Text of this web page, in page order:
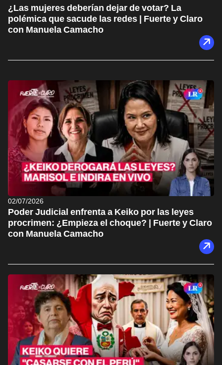
¿Las mujeres deberían dejar de votar? La
polémica que sacude las redes | Fuerte y Claro
con Manuela Camacho
02/07/2026
Poder Judicial enfrenta a Keiko por las leyes
procrimen: ¿Empieza el choque? | Fuerte y Claro
con Manuela Camacho